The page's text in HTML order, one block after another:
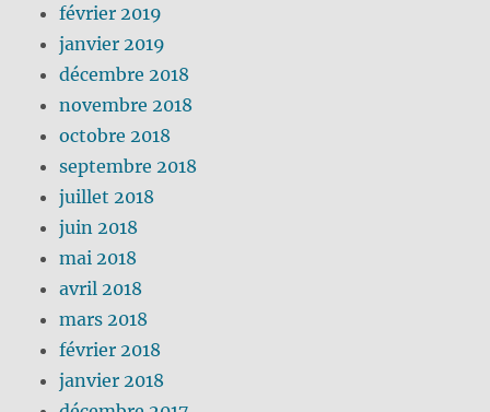
février 2019
janvier 2019
décembre 2018
novembre 2018
octobre 2018
septembre 2018
juillet 2018
juin 2018
mai 2018
avril 2018
mars 2018
février 2018
janvier 2018